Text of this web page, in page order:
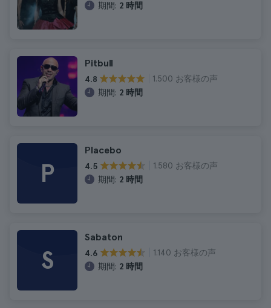
期間: 2 時間
Pitbull
4.8
1.500 お客様の声
期間: 2 時間
P
Placebo
4.5
1.580 お客様の声
期間: 2 時間
S
Sabaton
4.6
1.140 お客様の声
期間: 2 時間